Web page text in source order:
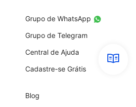
Grupo de WhatsApp
Grupo de Telegram
Central de Ajuda
Cadastre-se Grátis
Blog